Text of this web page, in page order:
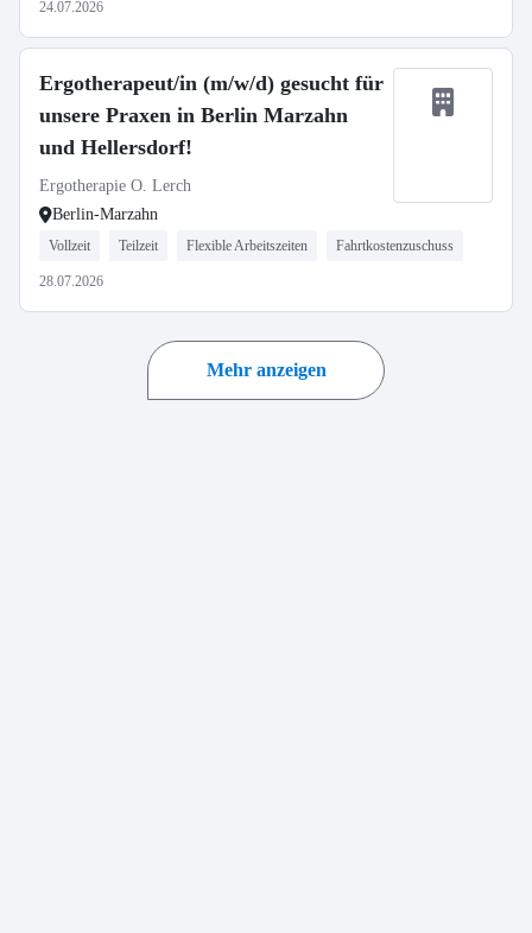
24.07.2026
Ergotherapeut/in (m/w/d) gesucht für
unsere Praxen in Berlin Marzahn
und Hellersdorf!
Ergotherapie O. Lerch
Berlin-Marzahn
Vollzeit Teilzeit Flexible Arbeitszeiten Fahrtkostenzuschuss
28.07.2026
Mehr anzeigen